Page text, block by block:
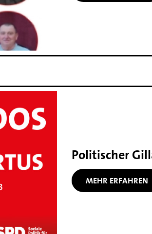
Politischer
MEHR ERFAHREN